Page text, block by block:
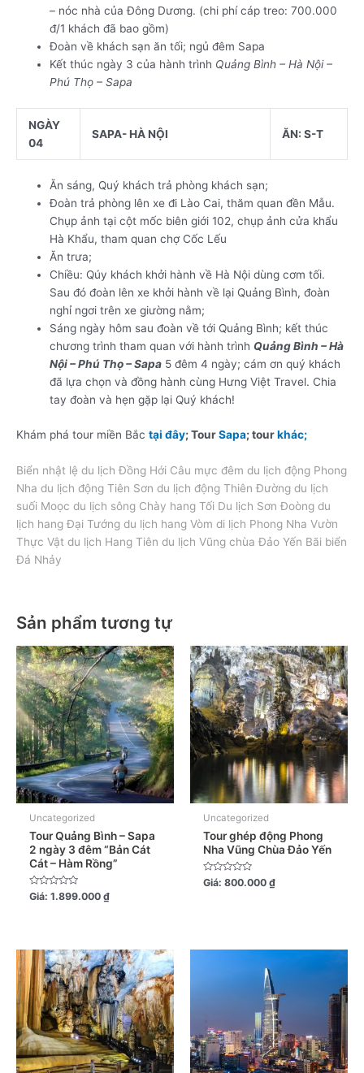
– nóc nhà của Đông Dương. (chi phí cáp treo: 700.000
đ/1 khách đã bao gồm)
Đoàn về khách sạn ăn tối; ngủ đêm Sapa
Kết thúc ngày 3 của hành trình Quảng Bình – Hà Nội –
Phú Thọ – Sapa
NGÀY
04
SAPA- HÀ NỘI ĂN: S-T
Ăn sáng, Quý khách trả phòng khách sạn;
Đoàn trả phòng lên xe đi Lào Cai, thăm quan đền Mẫu.
Chụp ảnh tại cột mốc biên giới 102, chụp ảnh cửa khẩu
Hà Khẩu, tham quan chợ Cốc Lếu
Ăn trưa;
Chiều: Qúy khách khởi hành về Hà Nội dùng cơm tối.
Sau đó đoàn lên xe khởi hành về lại Quảng Bình, đoàn
nghỉ ngơi trên xe giường nằm;
Sáng ngày hôm sau đoàn về tới Quảng Bình; kết thúc
chương trình tham quan với hành trình Quảng Bình – Hà
Nội – Phú Thọ – Sapa 5 đêm 4 ngày; cám ơn quý khách
đã lựa chọn và đồng hành cùng Hưng Việt Travel. Chia
tay đoàn và hẹn gặp lại Quý khách!
Khám phá tour miền Bắc tại đây; TourSapa; tourkhác;
Biển nhật lệ du lịch Đồng Hới Câu mực đêm du lịch động Phong
Nha du lịch động Tiên Sơn du lịch động Thiên Đường du lịch
suối Moọc du lịch sông Chày hang Tối Du lịch Sơn Đoòng du
lịch hang Đại Tướng du lịch hang Vòm di lịch Phong Nha Vườn
Thực Vật du lịch Hang Tiên du lịch Vũng chùa Đảo Yến Bãi biển
Đá Nhảy
Sản phẩm tương tự
Uncategorized
Tour Quảng Bình – Sapa
2 ngày 3 đêm “Bản Cát
Cát – Hàm Rồng”
Được
xếp
Giá: 1.899.000₫
Uncategorized
Tour ghép động Phong
Nha Vũng Chùa Đảo Yến
Được
xếp
Giá: 800.000₫